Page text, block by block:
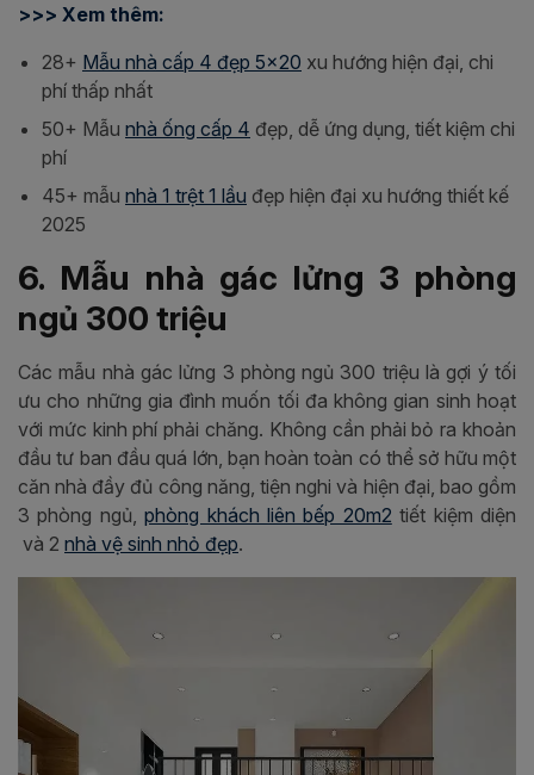
>>> Xem thêm:
28+ Mẫu nhà cấp 4 đẹp 5x20 xu hướng hiện đại, chi
phí thấp nhất
50+ Mẫu nhà ống cấp 4 đẹp, dễ ứng dụng, tiết kiệm chi
phí
45+ mẫu nhà 1 trệt 1 lầu đẹp hiện đại xu hướng thiết kế
2025
6. Mẫu nhà gác lửng 3 phòng
ngủ 300 triệu
Các mẫu nhà gác lửng 3 phòng ngủ 300 triệu là gợi ý tối
ưu cho những gia đình muốn tối đa không gian sinh hoạt
với mức kinh phí phải chăng. Không cần phải bỏ ra khoản
đầu tư ban đầu quá lớn, bạn hoàn toàn có thể sở hữu một
căn nhà đầy đủ công năng, tiện nghi và hiện đại, bao gồm
3 phòng ngủ,phòng khách liên bếp 20m2 tiết kiệm diện
và 2 nhà vệ sinh nhỏ đẹp.